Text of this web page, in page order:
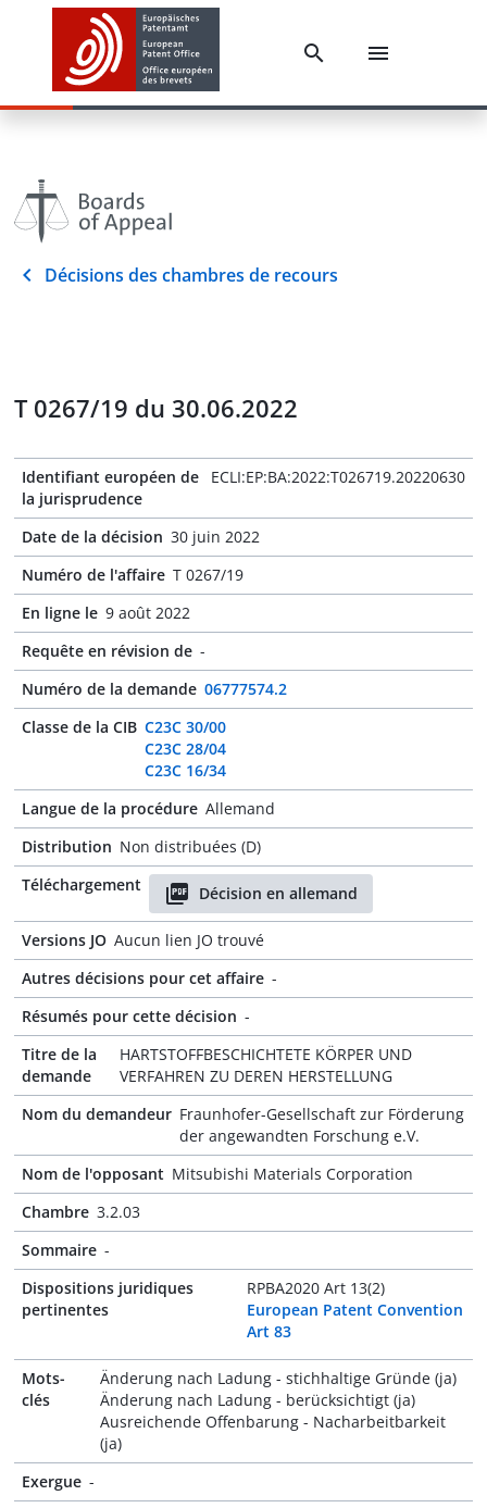
Décisions des chambres de recours
T 0267/19 du 30.06.2022
Identifiant européen de
la jurisprudence
ECLI:EP:BA:2022:T026719.20220630
Date de la décision 30 juin 2022
Numéro de l'affaire T 0267/19
En ligne le 9 août 2022
Requête en révision de -
Numéro de la demande 06777574.2
Classe de la CIB C23C 30/00
C23C 28/04
C23C 16/34
Langue de la procédure Allemand
Distribution Non distribuées (D)
Téléchargement
Décision en allemand
Versions JO Aucun lien JO trouvé
Autres décisions pour cet affaire -
Résumés pour cette décision -
Titre de la
demande
HARTSTOFFBESCHICHTETE KÖRPER UND
VERFAHREN ZU DEREN HERSTELLUNG
Nom du demandeur Fraunhofer-Gesellschaft zur Förderung
der angewandten Forschung e.V.
Nom de l'opposant Mitsubishi Materials Corporation
Chambre 3.2.03
Sommaire -
Dispositions juridiques
pertinentes
RPBA2020 Art 13(2)
European Patent Convention
Art 83
Mots-
clés
Änderung nach Ladung - stichhaltige Gründe (ja)
Änderung nach Ladung - berücksichtigt (ja)
Ausreichende Offenbarung - Nacharbeitbarkeit
(ja)
Exergue -